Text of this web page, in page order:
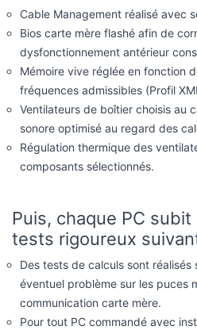
Cable Management réalisé avec
Bios carte mère flashé afin de
dysfonctionnement antérieur
Mémoire vive réglée en fonction
fréquences admissibles (Profil
Ventilateurs de boîtier choisis au
sonore optimisé au regard des
Régulation thermique des
composants sélectionnés.
Puis, chaque PC
tests rigoureux
Des tests de calculs sont réalisés
éventuel problème sur les puces
communication carte mère.
Pour tout PC commandé avec